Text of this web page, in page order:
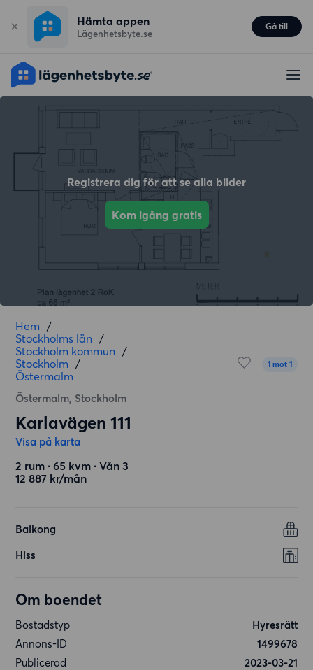
Hämta appen
Lägenhetsbyte.se
Gå till
Registrera dig för att se alla bilder
Kom igång gratis
Hem /
Stockholms län /
Stockholm kommun /
Stockholm /
Östermalm
Östermalm, Stockholm
1 mot 1
Karlavägen 111
Visa på karta
2 rum ∙ 65 kvm ∙ Vån 3
12 887 kr/mån
Balkong
Hiss
Om boendet
Bostadstyp
Hyresrätt
Annons-ID
1499678
Publicerad
2023-03-21